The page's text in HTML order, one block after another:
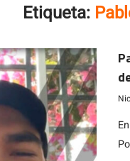
Etiqueta: